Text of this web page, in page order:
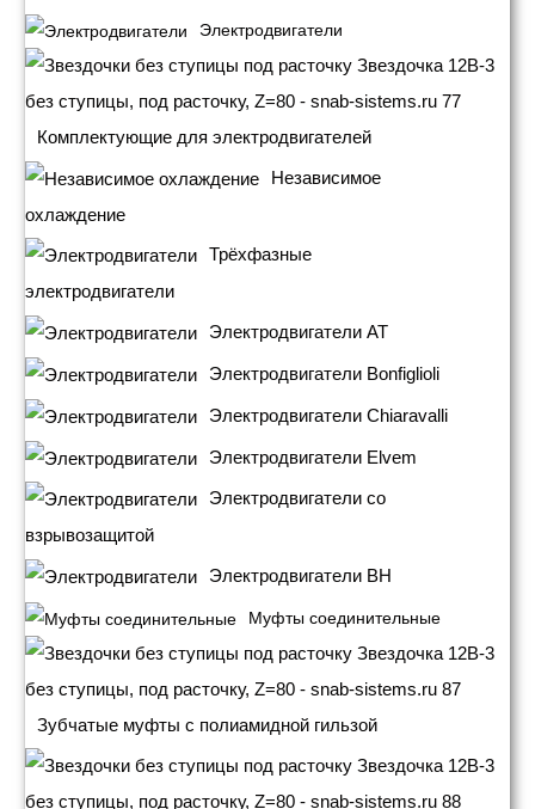
Электродвигатели
Комплектующие для электродвигателей
Независимое
охлаждение
Трёхфазные
электродвигатели
Электродвигатели АТ
Электродвигатели Bonfiglioli
Электродвигатели Chiaravalli
Электродвигатели Elvem
Электродвигатели со
взрывозащитой
Электродвигатели BH
Муфты соединительные
Зубчатые муфты с полиамидной гильзой